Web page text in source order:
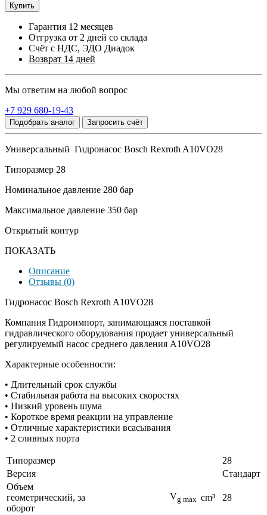
Купить
Гарантия 12 месяцев
Отгрузка от 2 дней со склада
Счёт с НДС, ЭДО Диадок
Возврат 14 дней
Мы ответим на любой вопрос
+7 929 680-19-43
Подобрать аналог Запросить счёт
Универсальный Гидронасос Bosch Rexroth A10VO28
Типоразмер 28
Номинальное давление 280 бар
Максимальное давление 350 бар
Открытый контур
ПОКАЗАТЬ
Описание
Отзывы (0)
Гидронасос Bosch Rexroth A10VO28
Компания Гидроимпорт, занимающаяся поставкой
гидравлического оборудования продает универсальный
регулируемый насос среднего давления A10VO28
Характерные особенности:
• Длительный срок службы
• Стабильная работа на высоких скоростях
• Низкий уровень шума
• Короткое время реакции на управление
• Отличные характеристики всасывания
• 2 сливных порта
Типоразмер
28
Версия
Cтандарт
Объем
геометрический, за
оборот
Vg max cm³ 28